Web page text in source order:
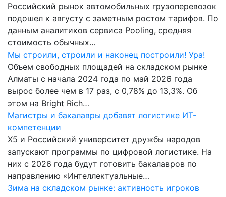
Российский рынок автомобильных грузоперевозок
подошел к августу с заметным ростом тарифов. По
данным аналитиков сервиса Pooling, средняя
стоимость обычных…
Мы строили, строили и наконец построили! Ура!
Объем свободных площадей на складском рынке
Алматы с начала 2024 года по май 2026 года
вырос более чем в 17 раз, с 0,78% до 13,3%. Об
этом на Bright Rich…
Магистры и бакалавры добавят логистике ИТ-
компетенции
Х5 и Российский университет дружбы народов
запускают программы по цифровой логистике. На
них с 2026 года будут готовить бакалавров по
направлению «Интеллектуальные…
Зима на складском рынке: активность игроков